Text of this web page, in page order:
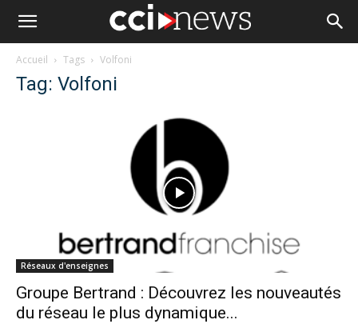
Accueil Tags Volfoni
Tag: Volfoni
Réseaux d'enseignes
Groupe Bertrand : Découvrez les nouveautés
du réseau le plus dynamique...